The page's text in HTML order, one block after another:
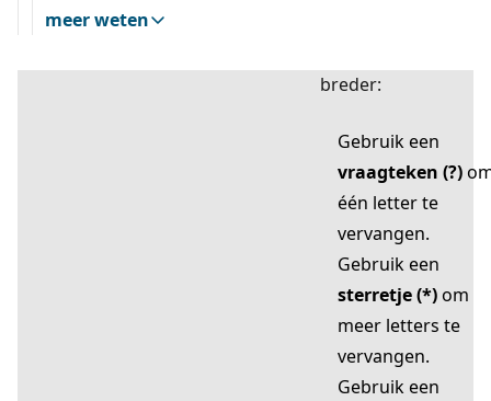
meer weten
breder:
Gebruik een
vraagteken (?)
één letter te
vervangen.
Gebruik een
sterretje (*)om
meer letters te
vervangen.
Gebruik een